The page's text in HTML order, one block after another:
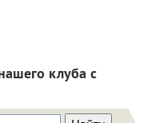
клуба с